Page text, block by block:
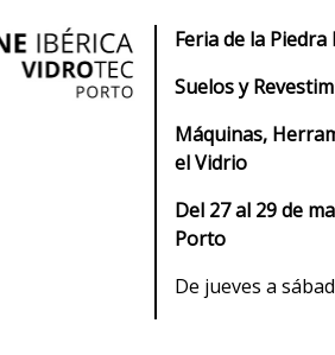
Feria de la
Suelos y
Máquinas,
el Vidrio
Del 27 al 29 de
Porto
De jueves a